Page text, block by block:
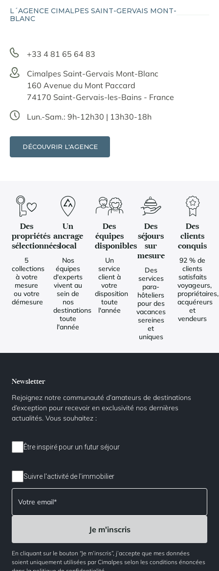
L´AGENCE CIMALPES SAINT-GERVAIS MONT-
BLANC
+33 4 81 65 64 83
Cimalpes Saint-Gervais Mont-Blanc
160 Avenue du Mont Paccard
74170 Saint-Gervais-les-Bains - France
Lun.-Sam.: 9h-12h30 | 13h30-18h
DÉCOUVRIR L'AGENCE
Des
propriétés
sélectionnées
5
collections
à votre
mesure
ou votre
démesure
Un
ancrage
local
Nos
équipes
d'experts
vivent au
sein de
nos
destinations
toute
l'année
Des
équipes
disponibles
Un
service
client à
votre
disposition
toute
l'année
Des
séjours
sur
mesure
Des
services
para-
hôteliers
pour des
vacances
sereines
et
uniques
Des
clients
conquis
92 % de
clients
satisfaits
voyageurs,
propriétaires,
acquéreurs
et
vendeurs
Newsletter
Rejoignez notre communauté d’amateurs de destinations
d’exception pour recevoir en exclusivité nos dernières
actualités. Vous souhaitez :
Être inspiré pour un futur séjour
Suivre l'activité de l'immobilier
En cliquant sur le bouton “Je m’inscris”, j’accepte que mes données
soient uniquement utilisées par Cimalpes selon les conditions énoncées